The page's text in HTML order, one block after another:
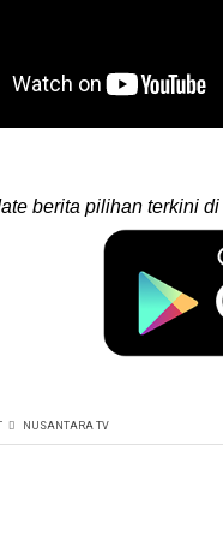
berita pilihan terkini di
NUSANTARA TV